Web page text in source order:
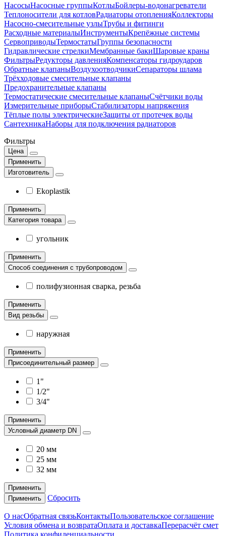
НасосыНасосные группыКотлыБойлеры-водонагреватели
Теплоносители для котловРадиаторы отопленияКоллекторы
Насосно-смесительные узлыТрубы и фитинги
Расходные материалыИнструментыКрепёжные системы
СервоприводыТермостатыГруппы безопасности
Гидравлические стрелкиМембранные бакиШаровые краны
ФильтрыРедукторы давленияКомпенсаторы гидроударов
Обратные клапаныВоздухоотводчикиСепараторы шлама
Трёхходовые смесительные клапаны
Предохранительные клапаны
Термостатические смесительные клапаныСчётчики воды
Измерительные приборыСтабилизаторы напряжения
Тёплые полы электрическиеЗащиты от протечек воды
СантехникаНаборы для подключения радиаторов
Фильтры
Цена
Применить
Изготовитель
Ekoplastik
Применить
Категория товара
угольник
Применить
Способ соединения с трубопроводом
полифузионная сварка, резьба
Применить
Вид резьбы
наружная
Применить
Присоединительный размер
1"
1/2"
3/4"
Применить
Условный диаметр DN
20 мм
25 мм
32 мм
Применить
Применить
Сбросить
О насОбратная связьКонтактыПользовательское соглашение
Условия обмена и возвратаОплата и доставкаПерерасчёт смет
Политика конфиденциальности